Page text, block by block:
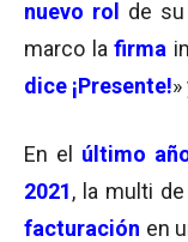
nuevo rol
de
marco lafirma
dice ¡Presente!
En el último
2021, la multi de
facturación en